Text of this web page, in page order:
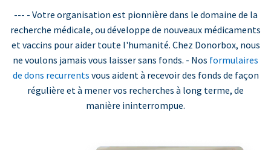
--- - Votre organisation est pionnière dans le domaine de la
recherche médicale, ou développe de nouveaux médicaments
et vaccins pour aider toute l'humanité. Chez Donorbox, nous
ne voulons jamais vous laisser sans fonds. - Nos formulaires
de dons recurrents vous aident à recevoir des fonds de façon
régulière et à mener vos recherches à long terme, de
manière ininterrompue.